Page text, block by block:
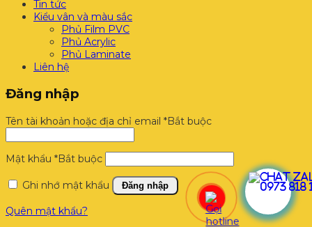
Tin tức
Kiểu vân và màu sắc
Phủ Film PVC
Phủ Acrylic
Phủ Laminate
Liên hệ
Đăng nhập
Tên tài khoản hoặc địa chỉ email *Bắt buộc
Mật khẩu *Bắt buộc
Ghi nhớ mật khẩu Đăng nhập
Quên mật khẩu?